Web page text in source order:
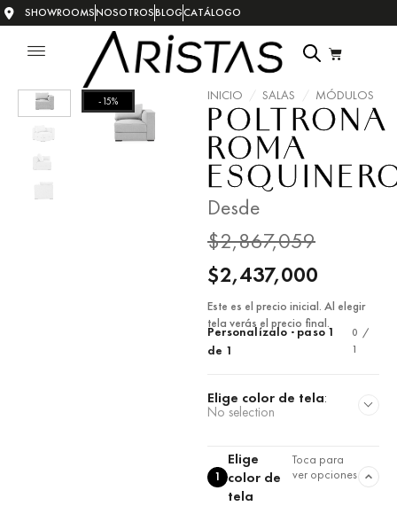
SHOWROOMSNOSOTROSBLOGCATÁLOGO
-15% INICIO / SALAS / MÓDULOS
POLTRONA
ROMA
Desde
$2,867,059
$2,437,000
Este es el precio inicial. Al elegir
tela verás el precio final.
Personalízalo · paso 1
de 1
0 /
1
Elige color de tela:
No selection
1
Elige
color de
tela
Toca para
ver opciones